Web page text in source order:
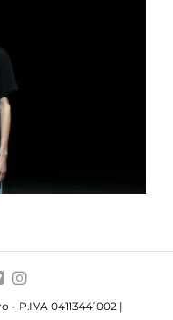
- P.IVA 04113441002 |